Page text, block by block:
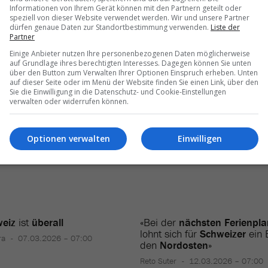
Sicherheitsgründen nicht durch den Gotthard-Basistunnel
werde deshalb empfohlen.
ist überall
07.03.2026 – 07:00
«Bei der nächsten
lohnt sich für Schweizer ein
den Nordosten»
Reto Suter 12.03.2026 – 07:00
Informationen von Ihrem Gerät können mit den Partnern geteilt oder
speziell von dieser Website verwendet werden. Wir und unsere Partner
dürfen genaue Daten zur Standortbestimmung verwenden. Liste der
Partner
Einige Anbieter nutzen Ihre personenbezogenen Daten möglicherweise
auf Grundlage ihres berechtigten Interesses. Dagegen können Sie unten
über den Button zum Verwalten Ihrer Optionen Einspruch erheben. Unten
auf dieser Seite oder im Menü der Website finden Sie einen Link, über den
Sie die Einwilligung in die Datenschutz- und Cookie-Einstellungen
verwalten oder widerrufen können.
Einwilligen
Optionen verwalten